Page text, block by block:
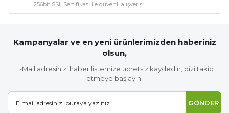
256bit SSL Sertifikası ile güvenli alışveriş
Kampanyalar ve en yeni ürünlerimizden haberiniz
olsun,
E-Mail adresinizi haber listemize ücretsiz kaydedin, bizi takip
etmeye başlayın.
GÖNDER